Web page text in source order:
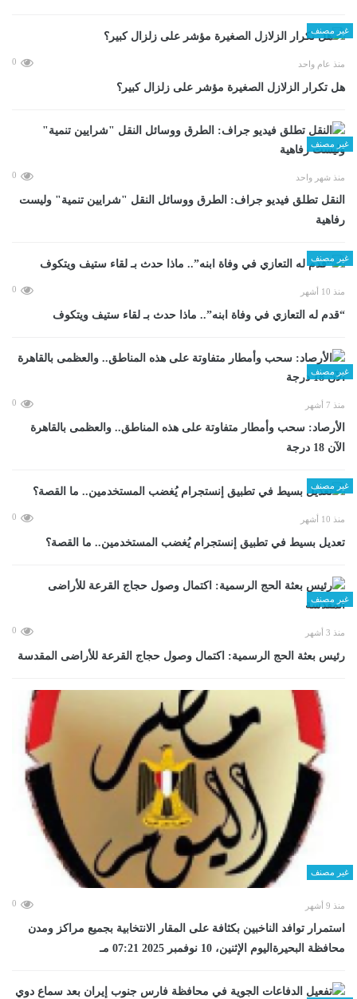
غير مصنف
منذ عام واحد 0
هل تكرار الزلازل الصغيرة مؤشر على زلزال كبير؟
غير مصنف
منذ شهر واحد 0
​النقل تطلق فيديو جراف: الطرق ووسائل النقل "شرايين تنمية" وليست
رفاهية
غير مصنف
منذ 10 أشهر 0
“قدم له التعازي في وفاة ابنه”.. ماذا حدث بـ لقاء ستيف ويتكوف
غير مصنف
منذ 7 أشهر 0
الأرصاد: سحب وأمطار متفاوتة على هذه المناطق.. والعظمى بالقاهرة
الآن 18 درجة
غير مصنف
منذ 10 أشهر 0
تعديل بسيط في تطبيق إنستجرام يُغضب المستخدمين.. ما القصة؟
غير مصنف
منذ 3 أشهر 0
رئيس بعثة الحج الرسمية: اكتمال وصول حجاج القرعة للأراضى المقدسة
غير مصنف
منذ 9 أشهر 0
استمرار توافد الناخبين بكثافة على المقار الانتخابية بجميع مراكز ومدن
محافظة البحيرةاليوم الإثنين، 10 نوفمبر 2025 07:21 مـ